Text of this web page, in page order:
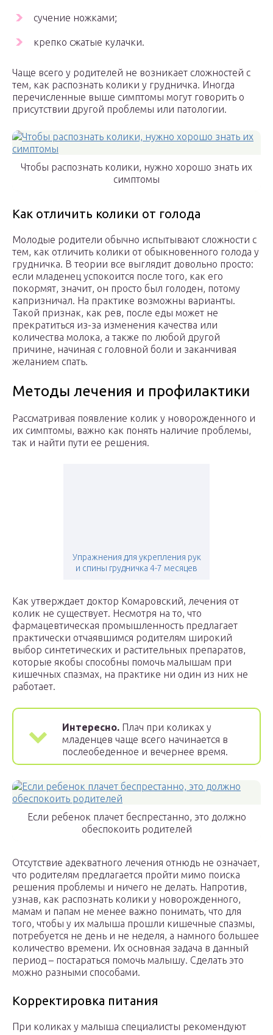
сучение ножками;
крепко сжатые кулачки.
Чаще всего у родителей не возникает сложностей с
тем, как распознать колики у грудничка. Иногда
перечисленные выше симптомы могут говорить о
присутствии другой проблемы или патологии.
Чтобы распознать колики, нужно хорошо знать их
симптомы
Как отличить колики от голода
Молодые родители обычно испытывают сложности с
тем, как отличить колики от обыкновенного голода у
грудничка. В теории все выглядит довольно просто:
если младенец успокоится после того, как его
покормят, значит, он просто был голоден, потому
капризничал. На практике возможны варианты.
Такой признак, как рев, после еды может не
прекратиться из-за изменения качества или
количества молока, а также по любой другой
причине, начиная с головной боли и заканчивая
желанием спать.
Методы лечения и профилактики
Рассматривая появление колик у новорожденного и
их симптомы, важно как понять наличие проблемы,
так и найти пути ее решения.
Упражнения для укрепления рук
и спины грудничка 4-7 месяцев
Как утверждает доктор Комаровский, лечения от
колик не существует. Несмотря на то, что
фармацевтическая промышленность предлагает
практически отчаявшимся родителям широкий
выбор синтетических и растительных препаратов,
которые якобы способны помочь малышам при
кишечных спазмах, на практике ни один из них не
работает.
Интересно. Плач при коликах у
младенцев чаще всего начинается в
послеобеденное и вечернее время.
Если ребенок плачет беспрестанно, это должно
обеспокоить родителей
Отсутствие адекватного лечения отнюдь не означает,
что родителям предлагается пройти мимо поиска
решения проблемы и ничего не делать. Напротив,
узнав, как распознать колики у новорожденного,
мамам и папам не менее важно понимать, что для
того, чтобы у их малыша прошли кишечные спазмы,
потребуется не день и не неделя, а намного большее
количество времени. Их основная задача в данный
период – постараться помочь малышу. Сделать это
можно разными способами.
Корректировка питания
При коликах у малыша специалисты рекомендуют